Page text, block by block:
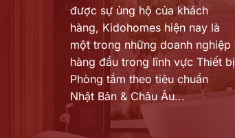
được sự ủng hộ của khách
hàng, Kidohomes hiện nay là
một trong những doanh nghiệp
hàng đầu trong lĩnh vực Thiết bị
Phòng tắm theo tiêu chuẩn
Nhật Bản & Châu Âu...